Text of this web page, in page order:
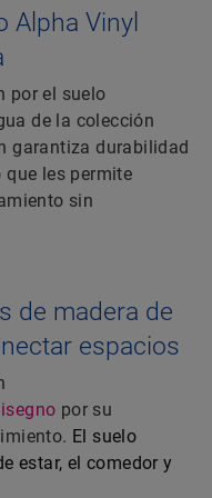
Alpha Vinyl
por el suelo
de la colección
garantiza durabilidad
les permite
sin
de madera de
espacios
por su
El suelo
estar, el comedor y